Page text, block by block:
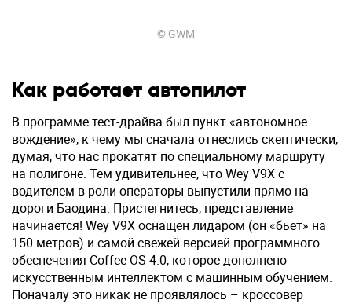
© GWM
Как работает автопилот
В программе тест-драйва был пункт «автономное
вождение», к чему мы сначала отнеслись скептически,
думая, что нас прокатят по специальному маршруту
на полигоне. Тем удивительнее, что Wey V9X с
водителем в роли операторы выпустили прямо на
дороги Баодина. Пристегнитесь, представление
начинается! Wey V9X оснащен лидаром (он «бьет» на
150 метров) и самой свежей версией программного
обеспечения Coffee OS 4.0, которое дополнено
искусственным интеллектом с машинным обучением.
Поначалу это никак не проявлялось – кроссовер